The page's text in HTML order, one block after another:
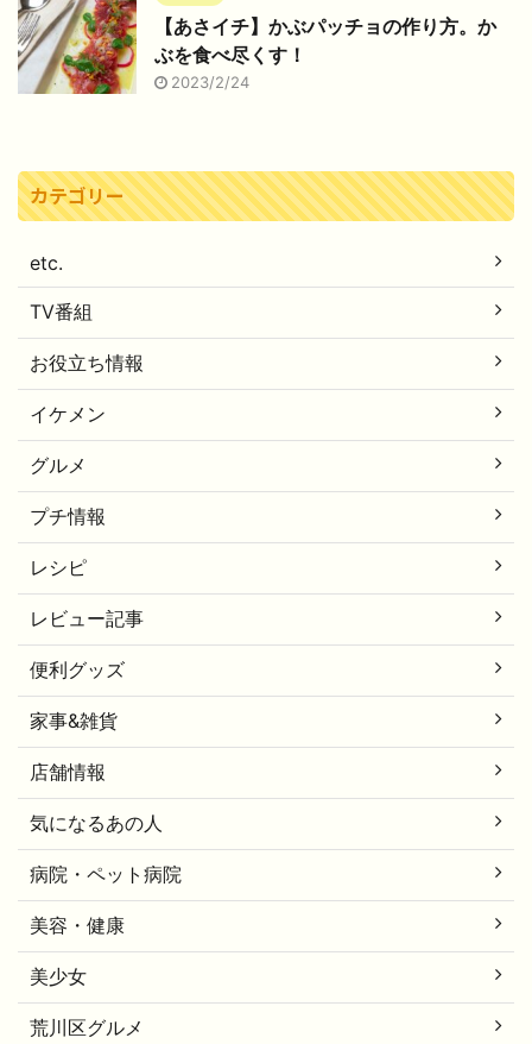
【あさイチ】かぶパッチョの作り方。か
ぶを食べ尽くす！
2023/2/24
カテゴリー
etc.
TV番組
お役立ち情報
イケメン
グルメ
プチ情報
レシピ
レビュー記事
便利グッズ
家事&雑貨
店舗情報
気になるあの人
病院・ペット病院
美容・健康
美少女
荒川区グルメ